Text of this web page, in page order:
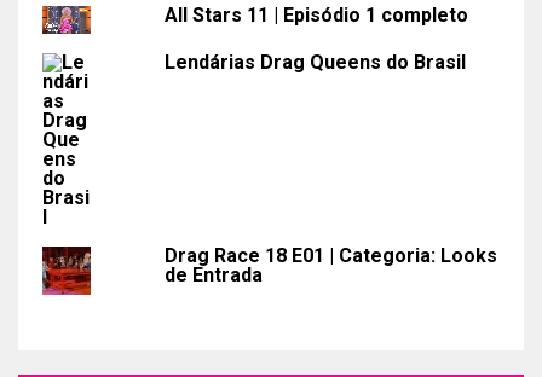
All Stars 11 | Episódio 1 completo
Lendárias Drag Queens do Brasil
Drag Race 18 E01 | Categoria: Looks
de Entrada